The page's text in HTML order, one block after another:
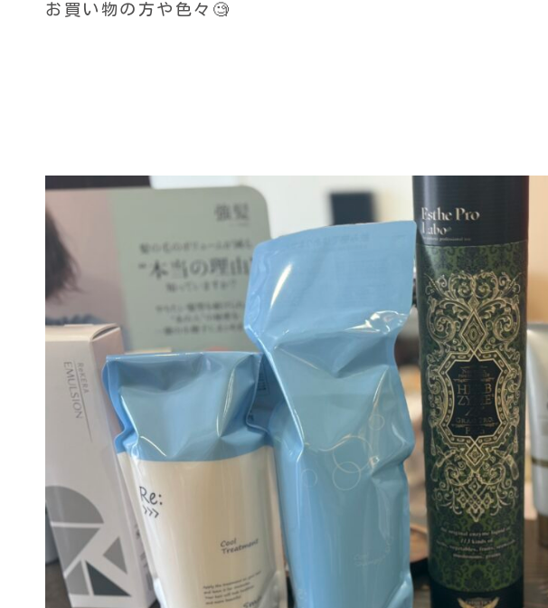
お買い物の方や色々🧐